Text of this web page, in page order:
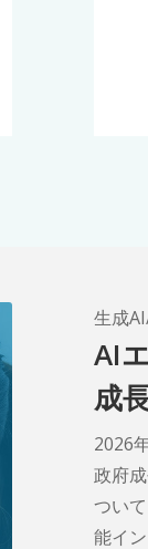
生成
AI
成
2026
政府
つい
能イ